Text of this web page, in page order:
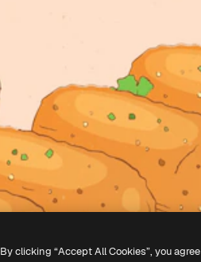
By clicking “Accept All Cookies”, you